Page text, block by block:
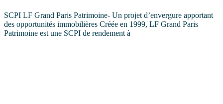
SCPI LF Grand Paris Patrimoine- Un projet d’envergure apportant
des opportunités immobilières Créée en 1999, LF Grand Paris
Patrimoine est une SCPI de rendement à